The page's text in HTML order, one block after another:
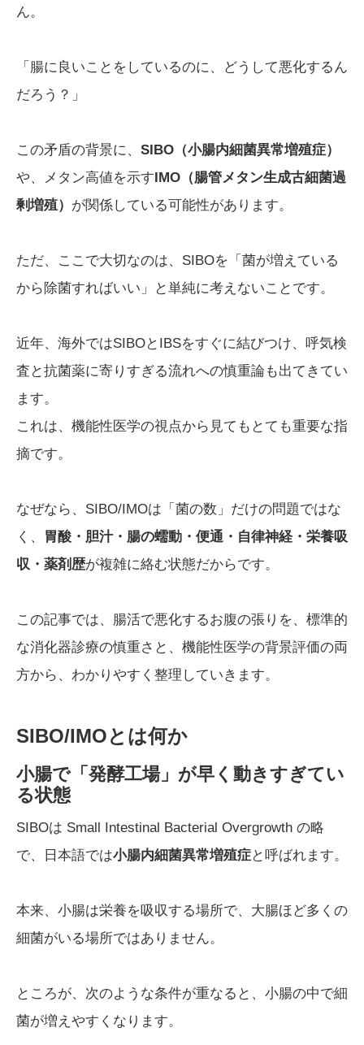
ん。
「腸に良いことをしているのに、どうして悪化するん
だろう？」
この矛盾の背景に、 SIBO（小腸内細菌異常増殖症）
や、メタン高値を示す IMO（腸管メタン生成古細菌過
剰増殖） が関係している可能性があります。
ただ、ここで大切なのは、SIBOを「菌が増えている
から除菌すればいい」と単純に考えないことです。
近年、海外ではSIBOとIBSをすぐに結びつけ、呼気検
査と抗菌薬に寄りすぎる流れへの慎重論も出てきてい
ます。
これは、機能性医学の視点から見てもとても重要な指
摘です。
なぜなら、SIBO/IMOは「菌の数」だけの問題ではな
く、
胃酸・胆汁・腸の蠕動・便通・自律神経・栄養吸
収・薬剤歴が複雑に絡む状態だからです。
この記事では、腸活で悪化するお腹の張りを、標準的
な消化器診療の慎重さと、機能性医学の背景評価の両
方から、わかりやすく整理していきます。
SIBO/IMOとは何か
小腸で「発酵工場」が早く動きすぎてい
る状態
SIBOは Small Intestinal Bacterial Overgrowth の略
で、日本語では小腸内細菌異常増殖症と呼ばれます。
本来、小腸は栄養を吸収する場所で、大腸ほど多くの
細菌がいる場所ではありません。
ところが、次のような条件が重なると、小腸の中で細
菌が増えやすくなります。